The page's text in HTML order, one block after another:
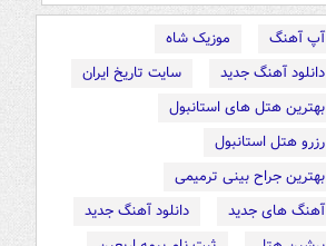
آپ آهنگ
موزیک شاه
دانلود آهنگ جدید
سایت تاریخ ایران
بهترین هتل های استانبول
رزرو هتل استانبول
بهترین جراح بینی ترمیمی
آهنگ های جدید
دانلود آهنگ جدید